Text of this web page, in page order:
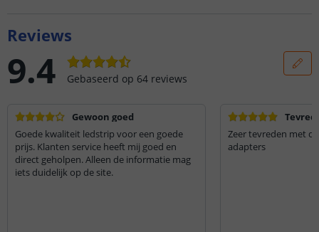
Reviews
9.4 Gebaseerd op 64 reviews
Gewoon goed
Goede kwaliteit ledstrip voor een goede
prijs. Klanten service heeft mij goed en
direct geholpen. Alleen de informatie mag
iets duidelijk op de site.
Zeer tevreden met
adapters